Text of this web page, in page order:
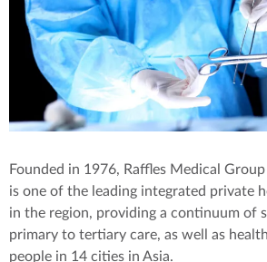
NHA KHOA
DA LIỄU​
NỘI TỔNG QUÁT
GÓI KHÁM ELITE
KHÁM VÀ ĐÁNH GIÁ TĂNG TRƯỞNG CHO
GÓI KHÁM NGƯỜI GIÚP VIỆC
KHÁM NHA
KHÁM SỨC KHỎE NGOÀI KHƠI
TIÊM CHỦNG
PHÒNG HUẤN LUYỆN HỒI SỨC
PHÒNG Y TẾ CƠ QUAN TRỌN GÓI
THANH TOÁN
LIÊN HỆ
Founded in 1976, Raffles Medical
is one of the leading integrated private
in the region, providing a continuum of
primary to tertiary care, as well as
people in 14 cities in Asia.